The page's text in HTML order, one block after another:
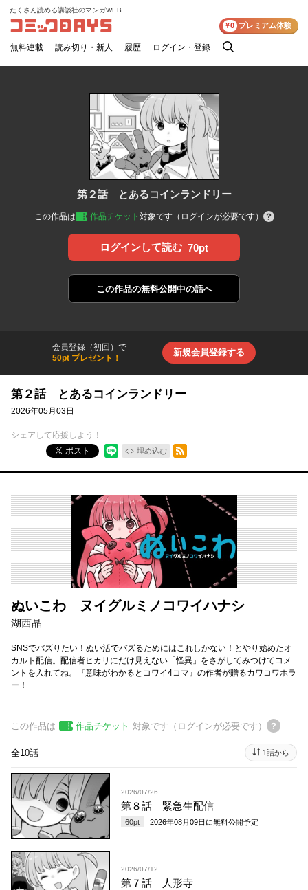
コミックDAYS
たくさん読める講談社のマンガWEB
無料連載 読み切り・新人 履歴 ログイン・登録
検
¥0 プレミアム体験
第２話 とあるコインランドリー
この作品は 作品チケット 対象です（ログインが必要です）
ログインして読む 70pt
この作品の無料公開中の話へ
会員登録（初回）で
50pt プレゼント！
新規会員登録する
第２話 とあるコインランドリー
2026年05月03日
シェアして応援しよう！
ポスト
埋め込む
RSSフィード
ぬいこわ ヌイグルミノコワイハナシ
湖西晶
SNSでバズりたい！ぬい活でバズるためにはこれしかない！とやり始めたオ
カルト配信。配信者ヒカリにだけ見えない「怪異」をさがしてみつけてコメ
ントを入れてね。『意味がわかるとコワイ4コマ』の作者が贈るカワコワホラ
ー！
この作品は 作品チケット 対象です（ログインが必要です）
全10話 1話から
2026/07/26
第８話 緊急生配信
60pt 2026年08月09日 に無料公開予定
2026/07/12
第７話 人形寺